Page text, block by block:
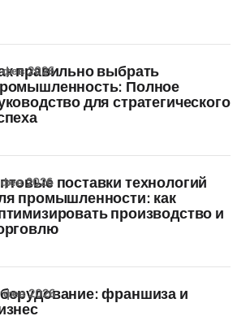
правильно выбрать
Полное
для стратегического
фев 2026
поставки технологий
промышленности: как
производство и
фев 2026
франшиза и
фев 2026